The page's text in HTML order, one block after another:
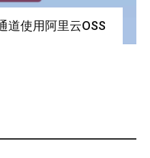
道使用阿里云OSS